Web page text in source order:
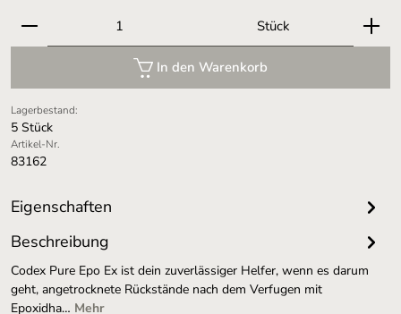
Produkt Anzahl: Gib den gewünschten Wert ein
Stück
In den Warenkorb
Lagerbestand:
5 Stück
Artikel-Nr.
83162
Eigenschaften
Beschreibung
Codex Pure Epo Ex ist dein zuverlässiger Helfer, wenn es darum
geht, angetrocknete Rückstände nach dem Verfugen mit
Epoxidha… Mehr